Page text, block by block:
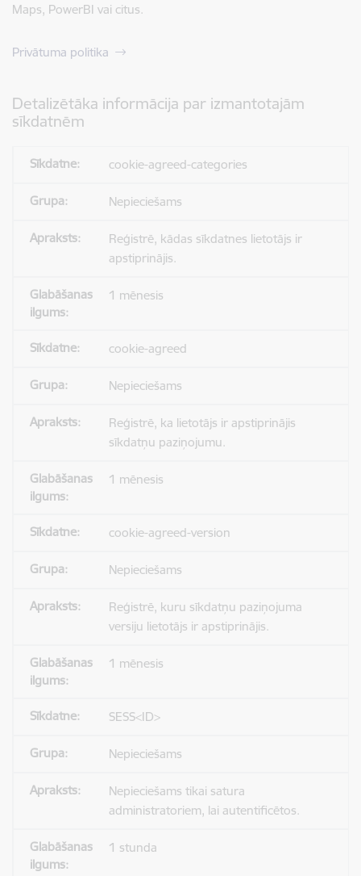
Maps, PowerBI vai citus.
Privātuma politika
Detalizētāka informācija par izmantotajām
sīkdatnēm
cookie-agreed-categories
Nepieciešams
Reģistrē, kādas sīkdatnes lietotājs ir
apstiprinājis.
1 mēnesis
cookie-agreed
Nepieciešams
Reģistrē, ka lietotājs ir apstiprinājis
sīkdatņu paziņojumu.
1 mēnesis
cookie-agreed-version
Nepieciešams
Reģistrē, kuru sīkdatņu paziņojuma
versiju lietotājs ir apstiprinājis.
1 mēnesis
SESS<ID>
Nepieciešams
Nepieciešams tikai satura
administratoriem, lai autentificētos.
1 stunda